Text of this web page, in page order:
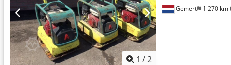
1 /2
Gemert 1 270 km